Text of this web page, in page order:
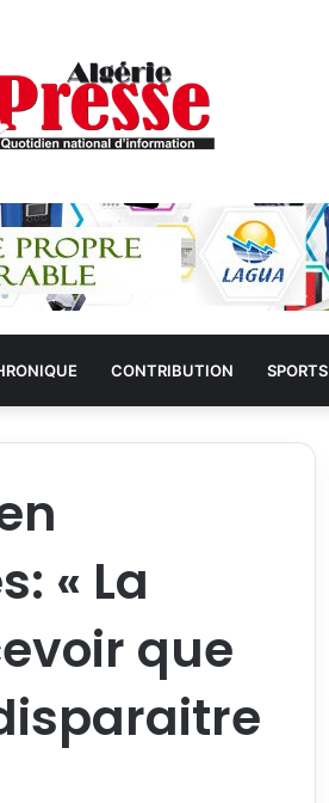
CONTRIBUTION SPORTS
« La
que